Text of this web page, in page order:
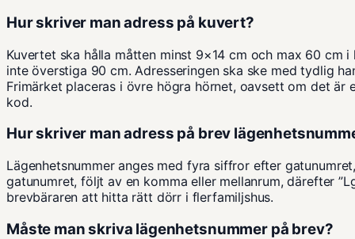
Hur skriver man adress på kuvert?
Kuvertet ska hålla måtten minst 9×14 cm och max 60 cm
inte överstiga 90 cm. Adresseringen ska ske med tydlig
Frimärket placeras i övre högra hörnet, oavsett om det
kod.
Hur skriver man adress på brev
Lägenhetsnummer anges med fyra siffror efter
gatunumret, följt av en komma eller mellanrum, därefter
brevbäraren att hitta rätt dörr i flerfamiljshus.
Måste man skriva lägenhetsnummer på brev?